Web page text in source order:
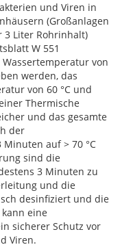
und Viren in
(Großanlagen
3 Liter Rohrinhalt)
W 551
von
werden, das
von 60 °C und
Thermische
und das gesamte
der
auf > 70 °C
sind die
3 Minuten zu
und die
desinfiziert und die
eine
sicherer Schutz vor
Viren.